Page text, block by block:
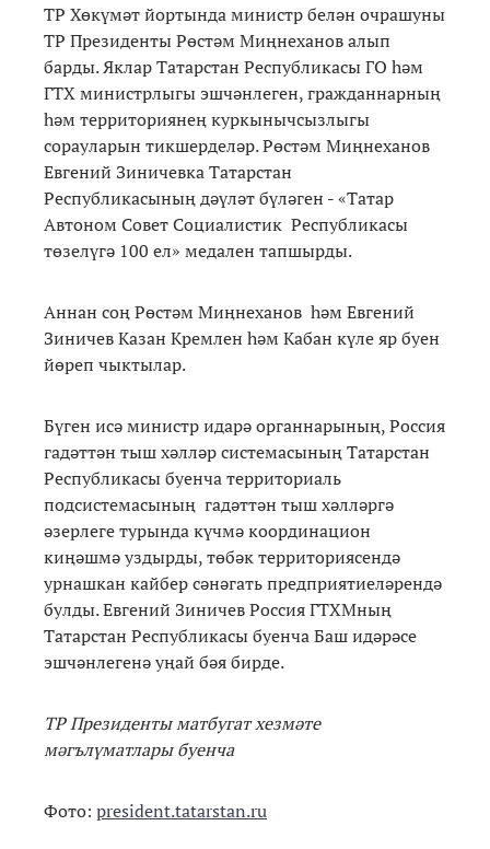
ТР Хөкүмәт йортында министр белән очрашуны
ТР Президенты Рөстәм Миңнеханов алып
барды. Яклар Татарстан Республикасы ГО һәм
ГТХ министрлыгы эшчәнлеген, гражданнарның
һәм территориянең куркынычсызлыгы
сорауларын тикшерделәр. Рөстәм Миңнеханов
Евгений Зиничевка Татарстан
Республикасының дәүләт бүләген - «Татар
Автоном Совет Социалистик Республикасы
төзелүгә 100 ел» медален тапшырды.
Аннан соң Рөстәм Миңнеханов һәм Евгений
Зиничев Казан Кремлен һәм Кабан күле яр буен
йөреп чыктылар.
Бүген исә министр идарә органнарының, Россия
гадәттән тыш хәлләр системасының Татарстан
Республикасы буенча территориаль
подсистемасының гадәттән тыш хәлләргә
әзерлеге турында күчмә координацион
киңәшмә уздырды, төбәк территориясендә
урнашкан кайбер сәнәгать предприятиеләрендә
булды. Евгений Зиничев Россия ГТХМның
Татарстан Республикасы буенча Баш идәрәсе
эшчәнлегенә уңай бәя бирде.
ТР Президенты матбугат хезмәте
мәгълүматлары буенча
Фото: president.tatarstan.ru